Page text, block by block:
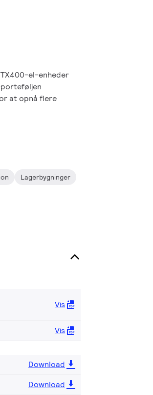
el-enheder
porteføljen
at opnå flere
Lagerbygninger
Vis
Vis
Download
Download